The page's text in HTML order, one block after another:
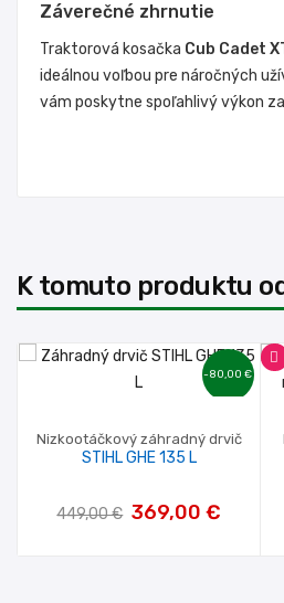
Záverečné zhrnutie
Traktorová kosačka Cub Cadet
ideálnou voľbou pre náročných
vám poskytne spoľahlivý výkon
K tomuto produktu
-80,00 €
Nizkootáčkový záhradný drvič
STIHL GHE 135 L
449,00 € 369,00 €